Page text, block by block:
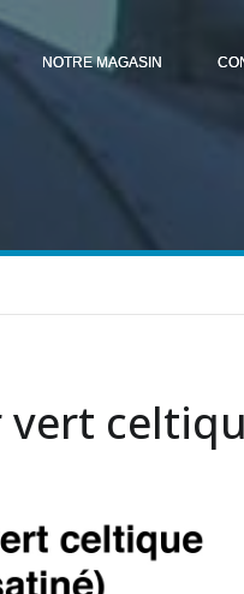
NOTRE MAGASIN
vert